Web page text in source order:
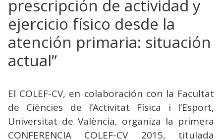
prescripción de actividad y
ejercicio físico desde la
atención primaria: situación
actual”
El COLEF-CV, en colaboración con la Facultat
de Ciències de l’Activitat Física i l’Esport,
Universitat de València, organiza la primera
CONFERENCIA COLEF-CV 2015, titulada